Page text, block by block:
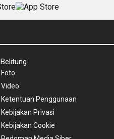
Foto
Video
Ketentuan Penggunaan
Kebijakan Privasi
Kebijakan Cookie